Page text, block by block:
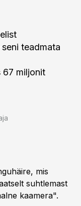
teadmata
67 miljonit
mis
suhtlemast
kaamera".